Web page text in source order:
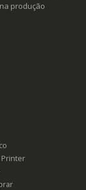
produção
Printer